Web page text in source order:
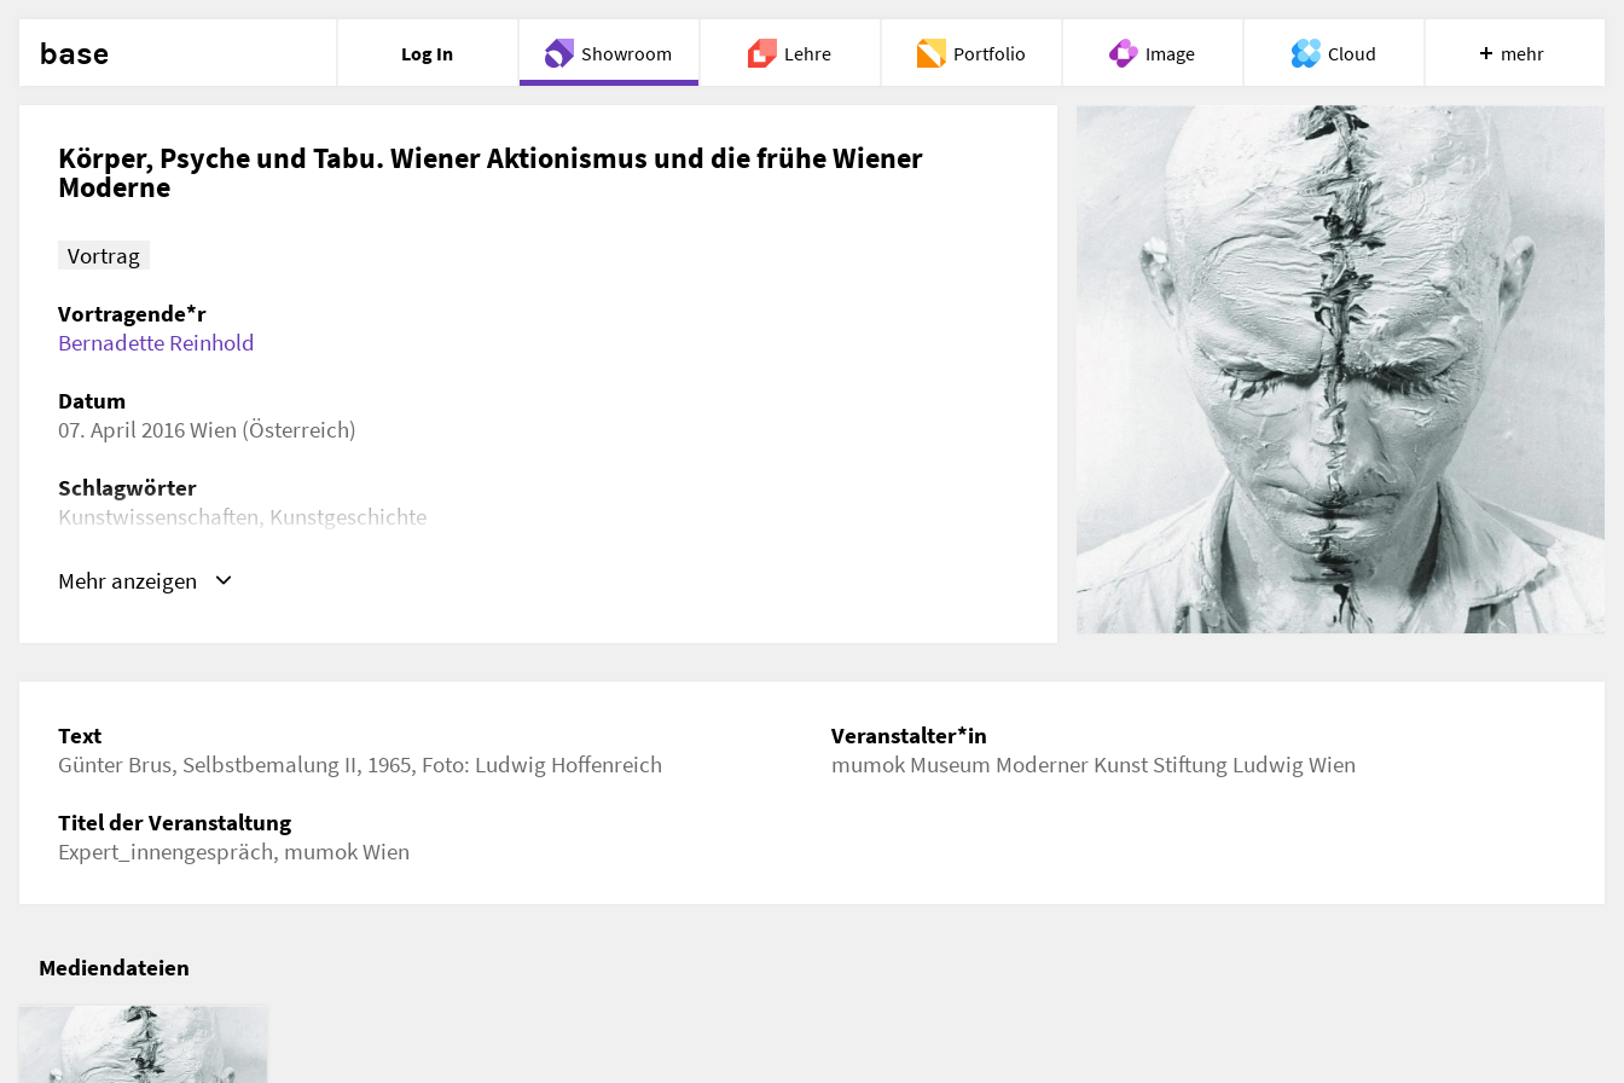
base Log In Showroom Lehre Portfolio Image Cloud
Meet Recherche
mehr
Körper, Psyche und Tabu. Wiener Aktionismus und die frühe Wiener
Moderne
Vortrag
Vortragende*r
Bernadette Reinhold
Datum
07. April 2016 Wien (Österreich)
Schlagwörter
Kunstwissenschaften, Kunstgeschichte
URL
https://www.mumok.at/de/events/expertinnengespraech
Mehr anzeigen
Text
Günter Brus, Selbstbemalung II, 1965, Foto: Ludwig Hoffenreich
Titel der Veranstaltung
Expert_innengespräch, mumok Wien
Veranstalter*in
mumok Museum Moderner Kunst Stiftung Ludwig Wien
Mediendateien